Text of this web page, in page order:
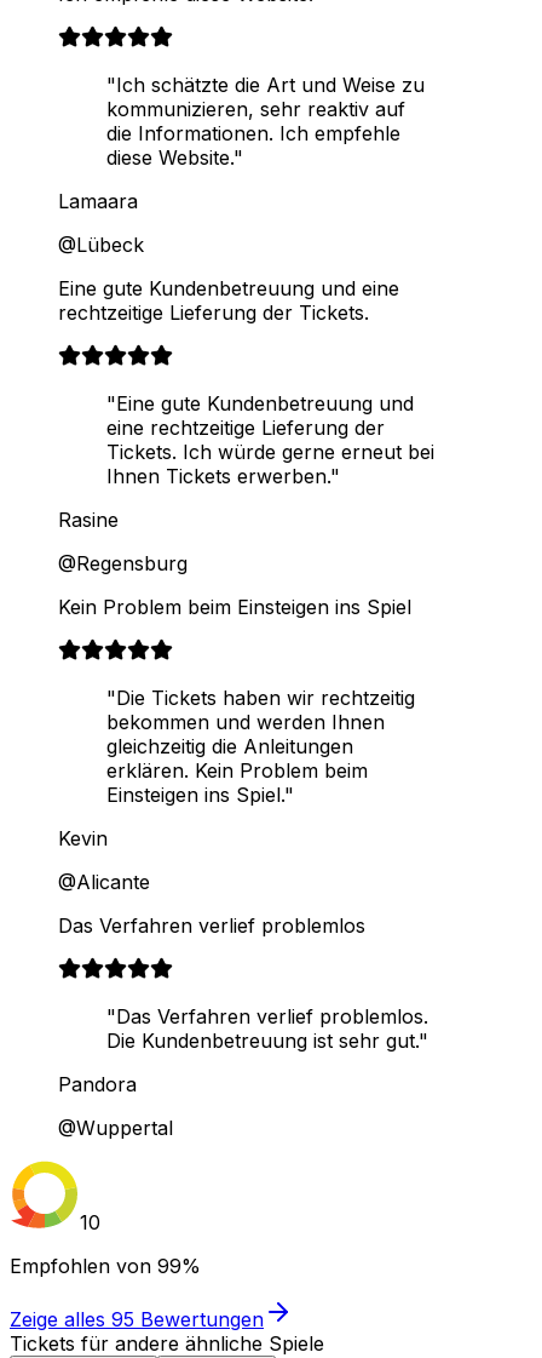
"Ich schätzte die Art und Weise zu
kommunizieren, sehr reaktiv auf
die Informationen. Ich empfehle
diese Website."
Lamaara
@Lübeck
Eine gute Kundenbetreuung und eine
rechtzeitige Lieferung der Tickets.
"Eine gute Kundenbetreuung und
eine rechtzeitige Lieferung der
Tickets. Ich würde gerne erneut bei
Ihnen Tickets erwerben."
Rasine
@Regensburg
Kein Problem beim Einsteigen ins Spiel
"Die Tickets haben wir rechtzeitig
bekommen und werden Ihnen
gleichzeitig die Anleitungen
erklären. Kein Problem beim
Einsteigen ins Spiel."
Kevin
@Alicante
Das Verfahren verlief problemlos
"Das Verfahren verlief problemlos.
Die Kundenbetreuung ist sehr gut."
Pandora
@Wuppertal
10
Empfohlen von 99%
Zeige alles 95 Bewertungen
Tickets für andere ähnliche Spiele